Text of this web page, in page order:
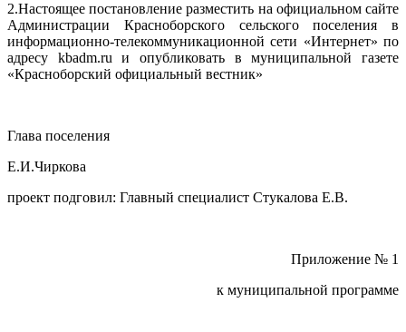
2.Настоящее постановление разместить на официальном сайте
Администрации Красноборского сельского поселения в
информационно-телекоммуникационной сети «Интернет» по
адресу kbadm.ru и опубликовать в муниципальной газете
«Красноборский официальный вестник»
Глава поселения
Е.И.Чиркова
проект подговил: Главный специалист Стукалова Е.В.
Приложение № 1
к муниципальной программе